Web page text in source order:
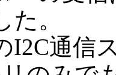
。
通信